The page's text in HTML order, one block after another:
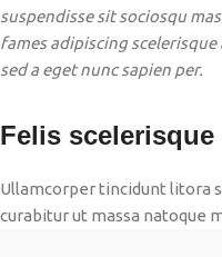
suspendisse sit sociosqu
fames adipiscing
sed a eget nunc sapien per.
Felis
Ullamcorper tincidunt litora
curabitur ut massa natoque